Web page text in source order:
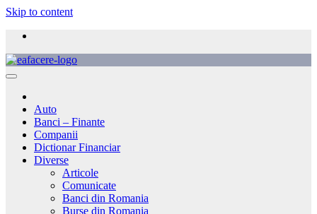
Skip to content
Auto
Banci – Finante
Companii
Dictionar Financiar
Diverse
Articole
Comunicate
Banci din Romania
Burse din Romania